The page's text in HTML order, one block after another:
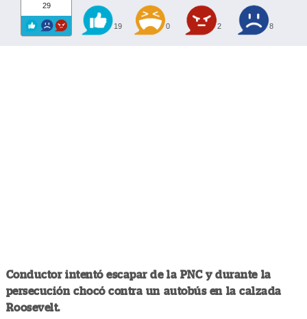
29
19 0 2 8
Conductor intentó escapar de la PNC y durante la
persecución chocó contra un autobús en la calzada
Roosevelt.